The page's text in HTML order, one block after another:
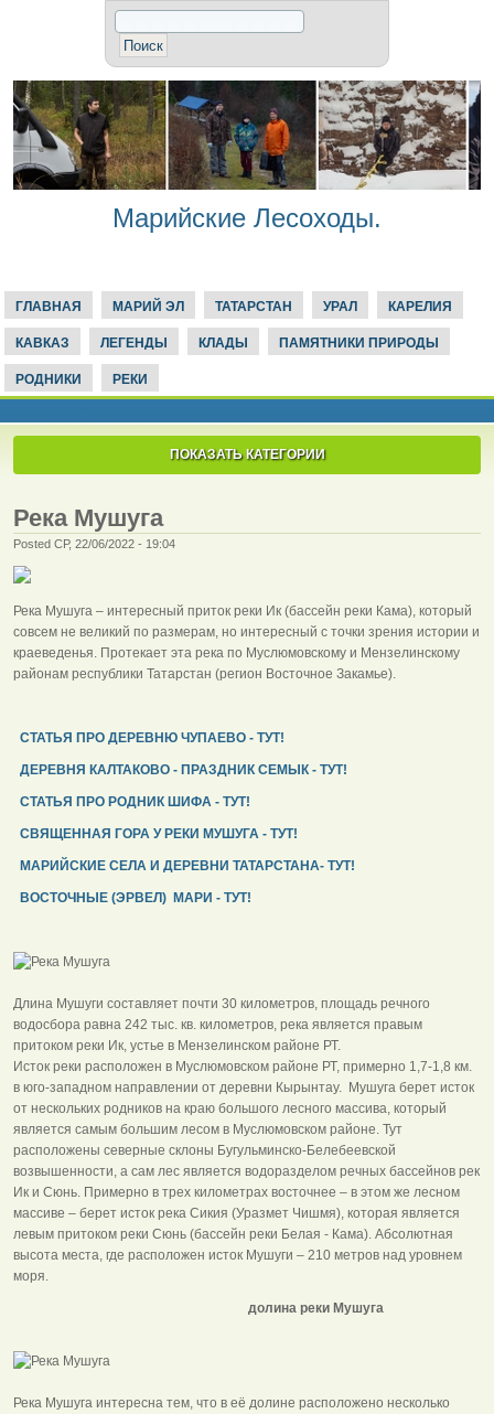
Марийские Лесоходы.
ГЛАВНАЯ МАРИЙ ЭЛ ТАТАРСТАН УРАЛ КАРЕЛИЯ
КАВКАЗ ЛЕГЕНДЫ КЛАДЫ ПАМЯТНИКИ ПРИРОДЫ
РОДНИКИ РЕКИ
ПОКАЗАТЬ КАТЕГОРИИ
Река Мушуга
Posted СР, 22/06/2022 - 19:04
Река Мушуга – интересный приток реки Ик (бассейн реки Кама), который
совсем не великий по размерам, но интересный с точки зрения истории и
краеведенья. Протекает эта река по Муслюмовскому и Мензелинскому
районам республики Татарстан (регион Восточное Закамье).
СТАТЬЯ ПРО ДЕРЕВНЮ ЧУПАЕВО - ТУТ!
ДЕРЕВНЯ КАЛТАКОВО - ПРАЗДНИК СЕМЫК - ТУТ!
СТАТЬЯ ПРО РОДНИК ШИФА - ТУТ!
СВЯЩЕННАЯ ГОРА У РЕКИ МУШУГА - ТУТ!
МАРИЙСКИЕ СЕЛА И ДЕРЕВНИ ТАТАРСТАНА- ТУТ!
ВОСТОЧНЫЕ (ЭРВЕЛ) МАРИ - ТУТ!
Длина Мушуги составляет почти 30 километров, площадь речного
водосбора равна 242 тыс. кв. километров, река является правым
притоком реки Ик, устье в Мензелинском районе РТ.
Исток реки расположен в Муслюмовском районе РТ, примерно 1,7-1,8 км.
в юго-западном направлении от деревни Кырынтау. Мушуга берет исток
от нескольких родников на краю большого лесного массива, который
является самым большим лесом в Муслюмовском районе. Тут
расположены северные склоны Бугульминско-Белебеевской
возвышенности, а сам лес является водоразделом речных бассейнов рек
Ик и Сюнь. Примерно в трех километрах восточнее – в этом же лесном
массиве – берет исток река Сикия (Уразмет Чишмя), которая является
левым притоком реки Сюнь (бассейн реки Белая - Кама). Абсолютная
высота места, где расположен исток Мушуги – 210 метров над уровнем
моря.
долина реки Мушуга
Река Мушуга интересна тем, что в её долине расположено несколько